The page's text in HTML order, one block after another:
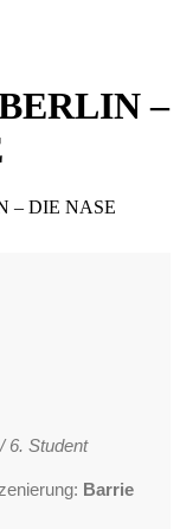
–
– DIE NASE
6. Student
Bar­rie